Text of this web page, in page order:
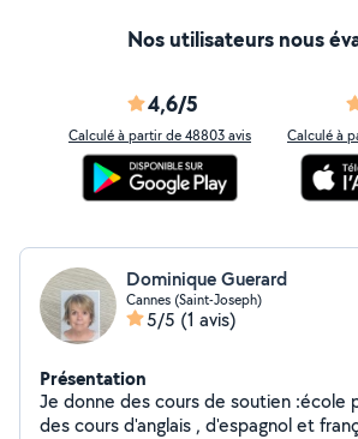
Nos utilisateurs nous
4,6/5
Calculé à partir de 48803 avis Calculé à
Dominique Guerard
Cannes (Saint-Joseph)
5/5 (1 avis)
Présentation
Je donne des cours de soutien :école
des cours d'anglais , d'espagnol et